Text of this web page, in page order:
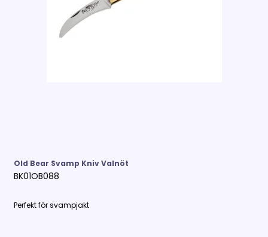
Old Bear Svamp Kniv Valnöt
BK01OB088
Perfekt för svampjakt